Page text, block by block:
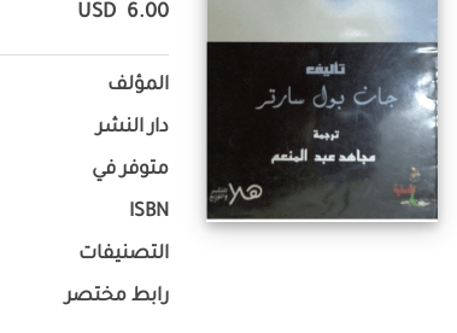
6.00
USD
المؤلف
دار النشر
متوفر في
ISBN
التصنيفات
رابط مختصر